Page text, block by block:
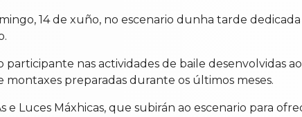
14 de xuño, no escenario dunha tarde
participante nas actividades de baile desenvolvidas
preparadas durante os últimos meses.
Luces Máxhicas, que subirán ao escenario para